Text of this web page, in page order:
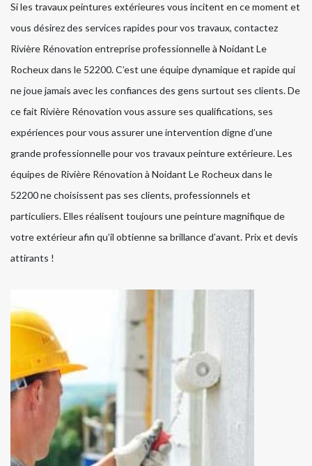
Si les travaux peintures extérieures vous incitent en ce moment et
vous désirez des services rapides pour vos travaux, contactez
Rivière Rénovation entreprise professionnelle à Noidant Le
Rocheux dans le 52200. C’est une équipe dynamique et rapide qui
ne joue jamais avec les confiances des gens surtout ses clients. De
ce fait Rivière Rénovation vous assure ses qualifications, ses
expériences pour vous assurer une intervention digne d’une
grande professionnelle pour vos travaux peinture extérieure. Les
équipes de Rivière Rénovation à Noidant Le Rocheux dans le
52200 ne choisissent pas ses clients, professionnels et
particuliers. Elles réalisent toujours une peinture magnifique de
votre extérieur afin qu’il obtienne sa brillance d’avant. Prix et devis
attirants !